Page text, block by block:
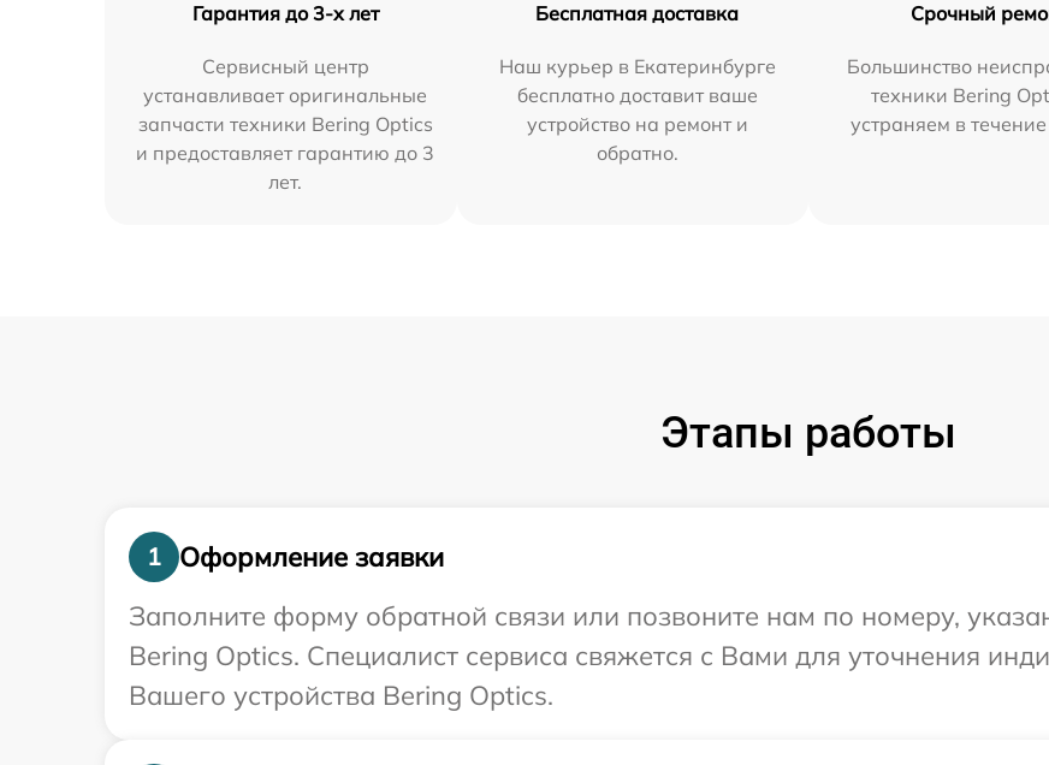
Гарантия до 3-х лет
Сервисный центр
устанавливает оригинальные
запчасти техники Bering Optics
и предоставляет гарантию до 3
лет.
Бесплатная доставка
Наш курьер в Екатеринбурге
бесплатно доставит ваше
устройство на ремонт и
обратно.
Срочный
Большинство
техники Bering
устраняем в
Этапы работы
1
Оформление заявки
Заполните форму обратной связи или позвоните нам по номеру,
Bering Optics. Специалист сервиса свяжется с Вами для уточнения
Вашего устройства Bering Optics.